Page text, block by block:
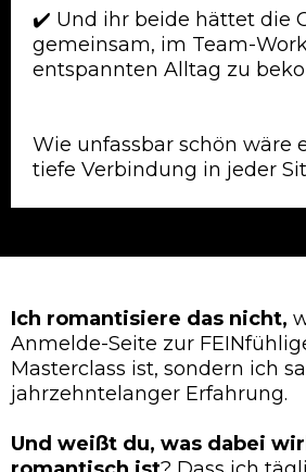
✔️ Und ihr beide hättet die
gemeinsam, im Team-
entspannten Alltag zu
Wie unfassbar schön wäre
tiefe Verbindung in jeder
Ich romantisiere das nicht,
Anmelde-Seite zur
Masterclass ist, sondern ich
jahrzehntelanger Erfahrung.
Und weißt du, was dabei